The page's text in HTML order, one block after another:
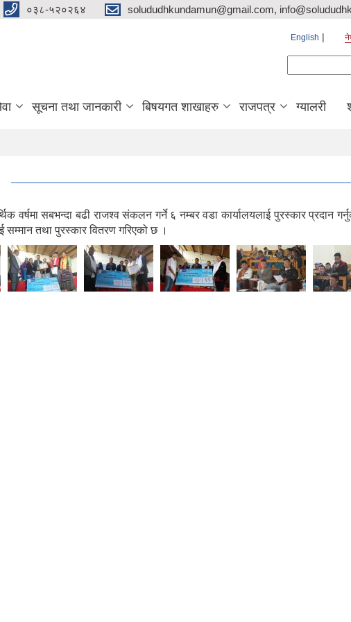
०३८-५२०२६४ solududhkundamun@gmail.com,
English
सूचना तथा जानकारी बिषयगत शाखाहरु राजपत्र ग्यालरी
सबभन्दा बढी राजश्व संकलन गर्ने ६ नम्बर वडा कार्यालयलाई पुरस्कार प्रदान
सम्मान तथा पुरस्कार वितरण गरिएको छ ।